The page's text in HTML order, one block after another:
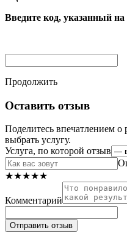
Введите код, указанный на
Продолжить
Оставить отзыв
Поделитесь впечатлением
выбрать услугу.
Услуга, по которой отзыв
★★★★★
Комментарий
Отправить отзыв